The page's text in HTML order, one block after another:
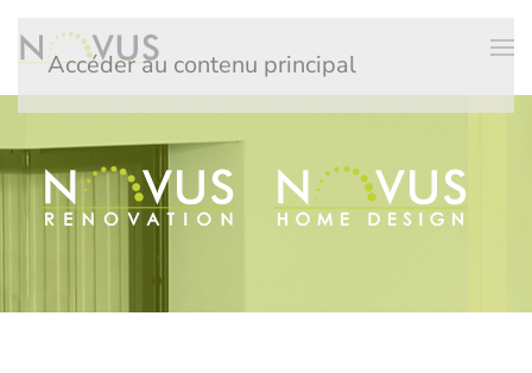
Accéder au contenu principal